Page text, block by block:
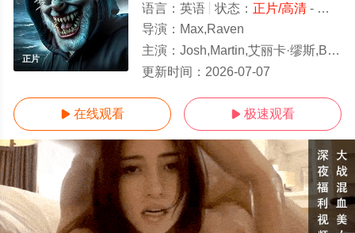
正片
语言： 英语 状态： 正片/高清- 免费在线观看
导演： Max,Raven
主演： Josh,Martin,艾丽卡·缪斯,Bret,McCormick
更新时间： 2026-07-07
 在线观看  极速观看